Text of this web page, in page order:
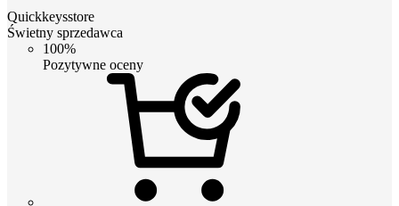
Quickkeysstore
Świetny sprzedawca
100%
Pozytywne oceny